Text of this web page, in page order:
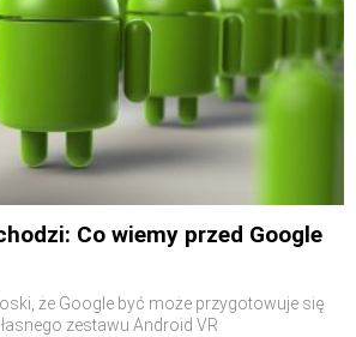
Co wiemy przed Google
że Google być może przygotowuje się
zestawu Android VR